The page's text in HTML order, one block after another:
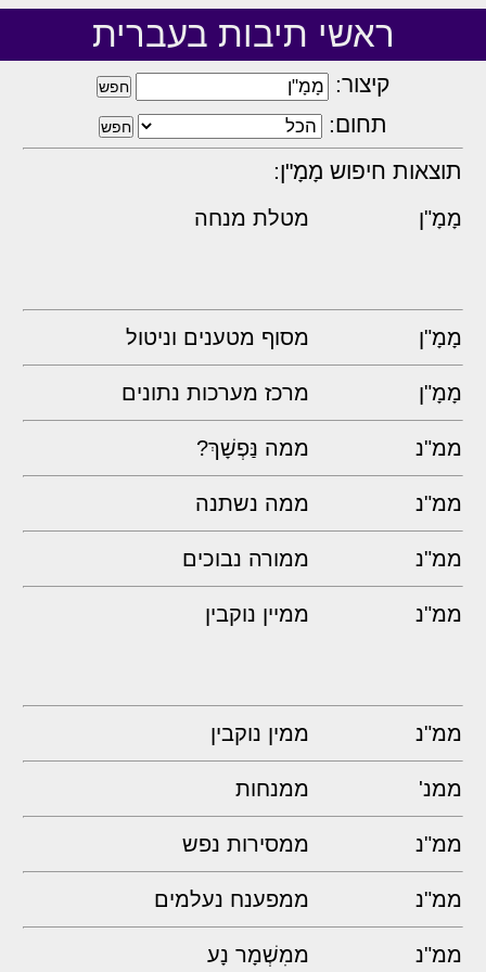
ראשי תיבות בעברית
קיצור:
תחום:
תוצאות חיפוש מָמָ"ן:
מָמָ"ן מטלת מנחה
מָמָ"ן מסוף מטענים וניטול
מָמָ"ן מרכז מערכות נתונים
ממ"נ ממה נַּפְשָׁךְ?
ממ"נ ממה נשתנה
ממ"נ ממורה נבוכים
ממ"נ ממיין נוקבין
ממ"נ ממין נוקבין
ממנ' ממנחות
ממ"נ ממסירות נפש
ממ"נ ממפענח נעלמים
ממ"נ ממִשְׁמָר נָע